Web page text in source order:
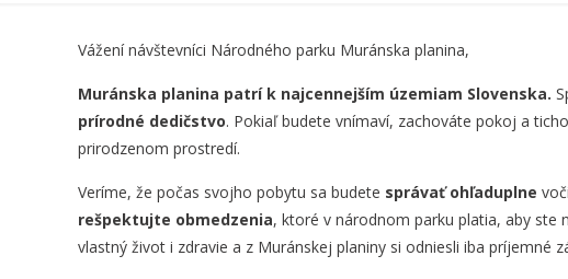
Vážení návštevníci Národného parku Muránska planina,
Muránska planina patrí k najcennejším územiam Slovenska.
prírodné dedičstvo. Pokiaľ budete vnímaví, zachováte pokoj a
prirodzenom prostredí.
Veríme, že počas svojho pobytu sa budete správať ohľaduplne
rešpektujte obmedzenia, ktoré v národnom parku platia, aby ste
vlastný život i zdravie a z Muránskej planiny si odniesli iba príjemné